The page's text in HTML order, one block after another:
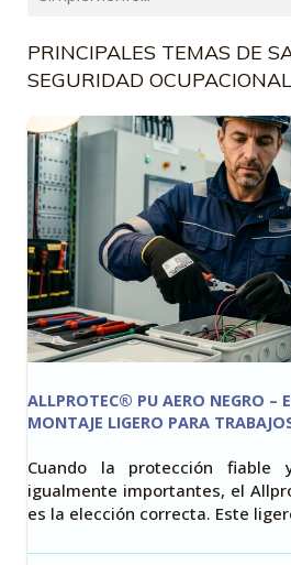
PRINCIPALES TEMAS DE
SEGURIDAD OCUPACIONAL
ALLPROTEC® PU AERO NEGRO –
MONTAJE LIGERO PARA
Cuando la protección
igualmente importantes, el
es la elección correcta. Este